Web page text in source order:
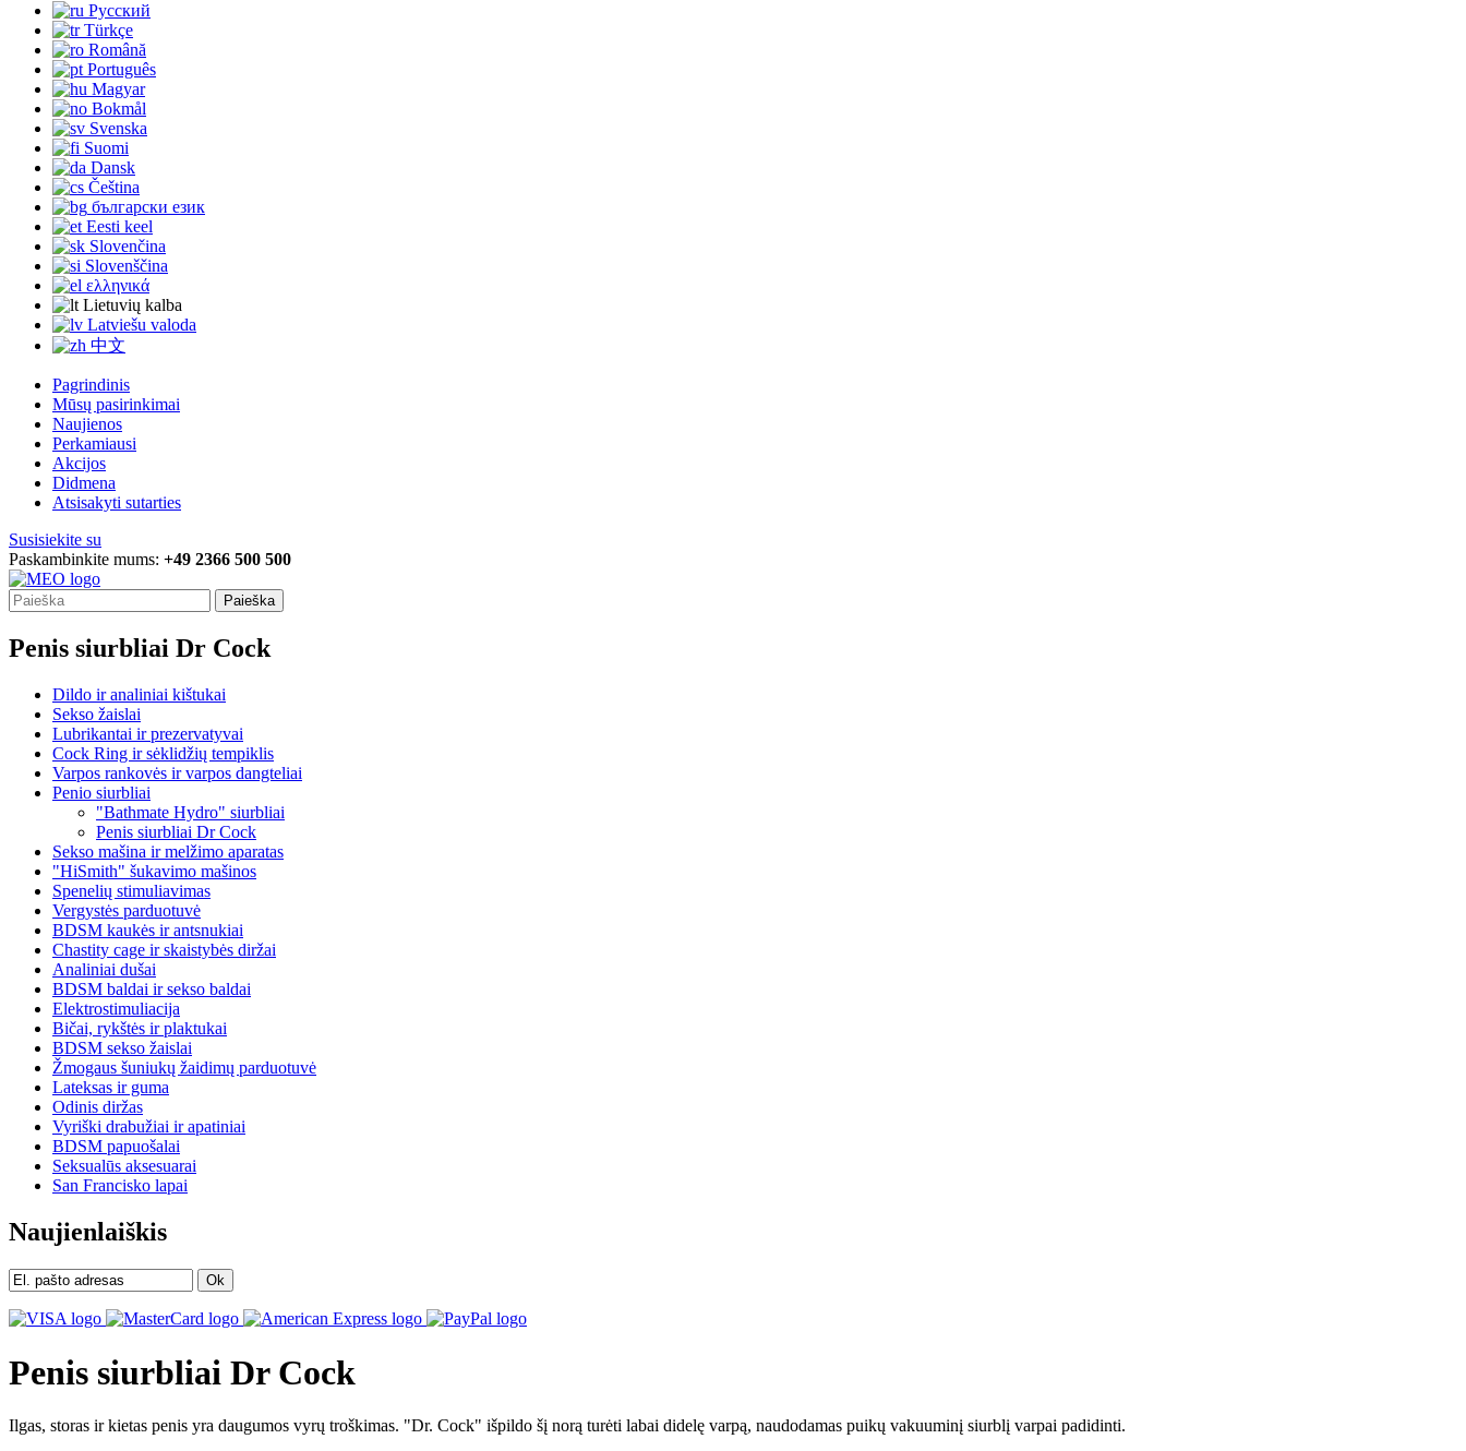
Русский
Türkçe
Română
Português
Magyar
Bokmål
Svenska
Suomi
Dansk
Čeština
български език
Eesti keel
Slovenčina
Slovenščina
ελληνικά
Lietuvių kalba
Latviešu valoda
中文
Pagrindinis
Mūsų pasirinkimai
Naujienos
Perkamiausi
Akcijos
Didmena
Atsisakyti sutarties
Susisiekite su
Paskambinkite mums: +49 2366 500 500
Paieška
Penis siurbliai Dr Cock
Dildo ir analiniai kištukai
Sekso žaislai
Lubrikantai ir prezervatyvai
Cock Ring ir sėklidžių tempiklis
Varpos rankovės ir varpos dangteliai
Penio siurbliai
"Bathmate Hydro" siurbliai
Penis siurbliai Dr Cock
Sekso mašina ir melžimo aparatas
"HiSmith" šukavimo mašinos
Spenelių stimuliavimas
Vergystės parduotuvė
BDSM kaukės ir antsnukiai
Chastity cage ir skaistybės diržai
Analiniai dušai
BDSM baldai ir sekso baldai
Elektrostimuliacija
Bičai, rykštės ir plaktukai
BDSM sekso žaislai
Žmogaus šuniukų žaidimų parduotuvė
Lateksas ir guma
Odinis diržas
Vyriški drabužiai ir apatiniai
BDSM papuošalai
Seksualūs aksesuarai
San Francisko lapai
Naujienlaiškis
Ok
Penis siurbliai Dr Cock
Ilgas, storas ir kietas penis yra daugumos vyrų troškimas. "Dr. Cock" išpildo šį norą turėti labai didelę varpą, naudodamas puikų vakuuminį siurblį varpai padidinti.